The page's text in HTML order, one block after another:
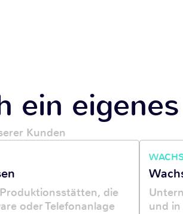
ein
Kunden
die
oder Telefonanlage
und